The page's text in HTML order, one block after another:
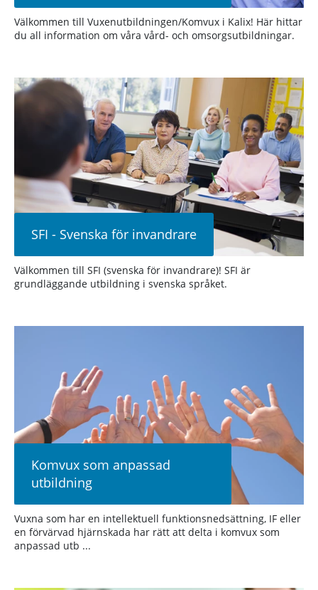
Välkommen till Vuxenutbildningen/Komvux i Kalix! Här hittar
du all information om våra vård- och omsorgsutbildningar.
SFI - Svenska för invandrare
Välkommen till SFI (svenska för invandrare)! SFI är
grundläggande utbildning i svenska språket.
Komvux som anpassad
utbildning
Vuxna som har en intellektuell funktionsnedsättning, IF eller
en förvärvad hjärnskada har rätt att delta i komvux som
anpassad utb ...